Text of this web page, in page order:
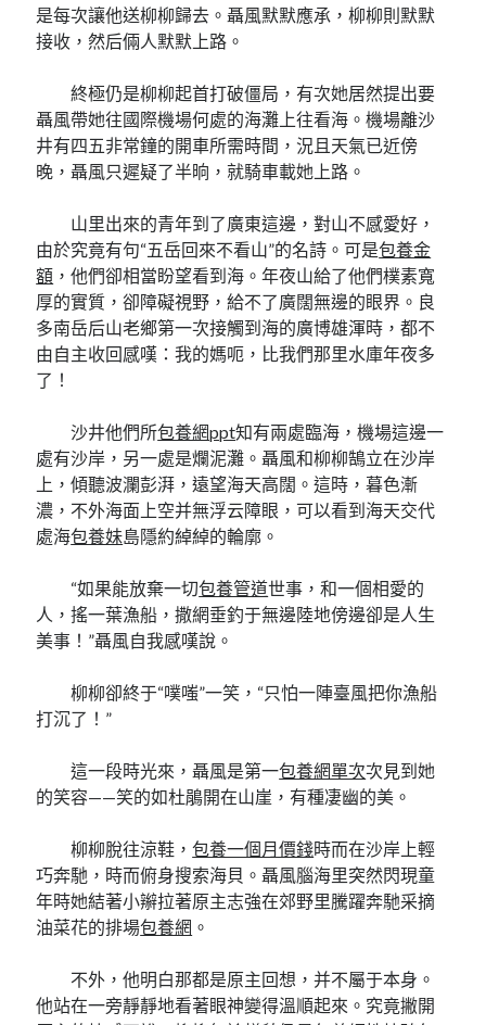
是每次讓他送柳柳歸去。聶風默默應承，柳柳則默默
接收，然后倆人默默上路。
終極仍是柳柳起首打破僵局，有次她居然提出要
聶風帶她往國際機場何處的海灘上往看海。機場離沙
井有四五非常鐘的開車所需時間，況且天氣已近傍
晚，聶風只遲疑了半晌，就騎車載她上路。
山里出來的青年到了廣東這邊，對山不感愛好，
由於究竟有句“五岳回來不看山”的名詩。可是包養金
額 ，他們卻相當盼望看到海。年夜山給了他們樸素寬
厚的實質，卻障礙視野，給不了廣闊無邊的眼界。良
多南岳后山老鄉第一次接觸到海的廣博雄渾時，都不
由自主收回感嘆：我的媽呃，比我們那里水庫年夜多
了！
沙井他們所包養網ppt知有兩處臨海，機場這邊一
處有沙岸，另一處是爛泥灘。聶風和柳柳鵠立在沙岸
上，傾聽波瀾彭湃，遠望海天高闊。這時，暮色漸
濃，不外海面上空并無浮云障眼，可以看到海天交代
處海包養妹島隱約綽綽的輪廓。
“如果能放棄一切包養管道世事，和一個相愛的
人，搖一葉漁船，撒網垂釣于無邊陸地傍邊卻是人生
美事！”聶風自我感嘆說。
柳柳卻終于“噗嗤”一笑，“只怕一陣臺風把你漁船
打沉了！”
這一段時光來，聶風是第一包養網單次次見到她
的笑容——笑的如杜鵑開在山崖，有種凄幽的美。
柳柳脫往涼鞋，包養一個月價錢時而在沙岸上輕
巧奔馳，時而俯身搜索海貝。聶風腦海里突然閃現童
年時她結著小辮拉著原主志強在郊野里騰躍奔馳采摘
油菜花的排場包養網 。
不外，他明白那都是原主回想，并不屬于本身。
他站在一旁靜靜地看著眼神變得溫順起來。究竟撇開